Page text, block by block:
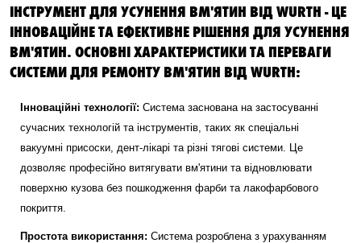
ІНСТРУМЕНТ ДЛЯ УСУНЕННЯ ВМ'ЯТИН ВІД WURTH - ЦЕ
ІННОВАЦІЙНЕ ТА ЕФЕКТИВНЕ РІШЕННЯ ДЛЯ УСУНЕННЯ
ВМ'ЯТИН. ОСНОВНІ ХАРАКТЕРИСТИКИ ТА ПЕРЕВАГИ
СИСТЕМИ ДЛЯ РЕМОНТУ ВМ'ЯТИН ВІД WURTH:
Інноваційні технології: Система заснована на застосуванні
сучасних технологій та інструментів, таких як спеціальні
вакуумні присоски, дент-лікарі та різні тягові системи. Це
дозволяє професійно витягувати вм'ятини та відновлювати
поверхню кузова без пошкодження фарби та лакофарбового
покриття.
Простота використання: Система розроблена з урахуванням